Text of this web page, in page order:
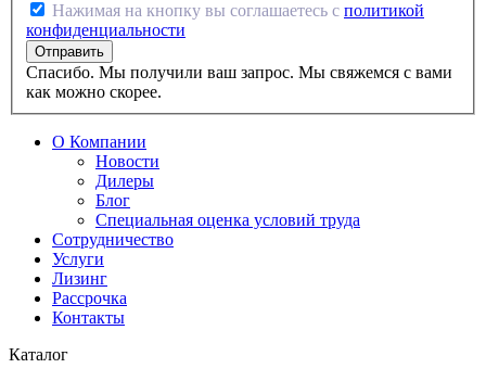
Нажимая на кнопку вы соглашаетесь с политикой
конфиденциальности
Спасибо. Мы получили ваш запрос. Мы свяжемся с вами
как можно скорее.
О Компании
Новости
Дилеры
Блог
Специальная оценка условий труда
Сотрудничество
Услуги
Лизинг
Рассрочка
Контакты
Каталог